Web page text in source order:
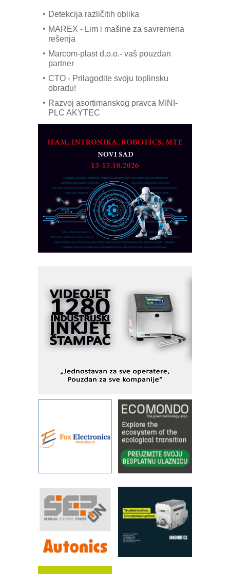
Detekcija različitih oblika
MAREX - Lim i mašine za savremena
rešenja
Marcom-plast d.o.o.- vaš pouzdan
partner
CTO - Prilagodite svoju toplinsku
obradu!
Razvoj asortimanskog pravca MINI-
PLC AKYTEC
dostupan u Srbiji
MOTOMAN – NEXT-Robotika vođena
veštačkom inteligencijom
I.SAFE MOBILE revolucioniše
industrijsku automatizaciju
pionirskimmobile operator PANEL-OM
Fleksibilno stezanje i brzo
podešavanje u proizvodnji prototipova
KIP KOP – napredna rešenja za
savremene industrijske i logističke
objekte
rešenjima
IBeRTIM - oprema za ispitivanje
kontrole kvaliteta
STAUFF – Komponente koje
povećavaju pouzdanost hidrauličkih
sistema
pouzdanost u transferu fluida
rešenja za filtraciju u hidrauličkim i
procesnim sistemima
Art Utopia Studio – vizuelne priče
industrije i biznisa
RILINEX kompanije Rittal
FANUC: Najbolje za vašu pametnu
automatizaciju
Efikasno upravljanje energijom
Automatizacija pakovanja · Display
(Shelf-Ready) omotnice
Proizvodnja iC7 Hybrid 1500 VDC
mrežnog pretvarača sa tečnim
hlađenjem